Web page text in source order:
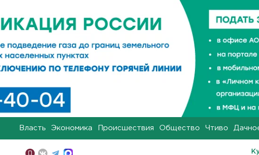
Власть Экономика Происшествия Общество Чтиво